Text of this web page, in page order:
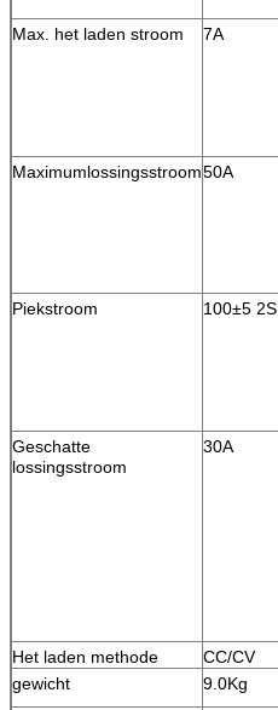
Max. het laden stroom 7A
Maximumlossingsstroom50A
Piekstroom 100±5 2S
Geschatte
lossingsstroom
30A
Het laden methode
CC/CV
gewicht 9.0Kg